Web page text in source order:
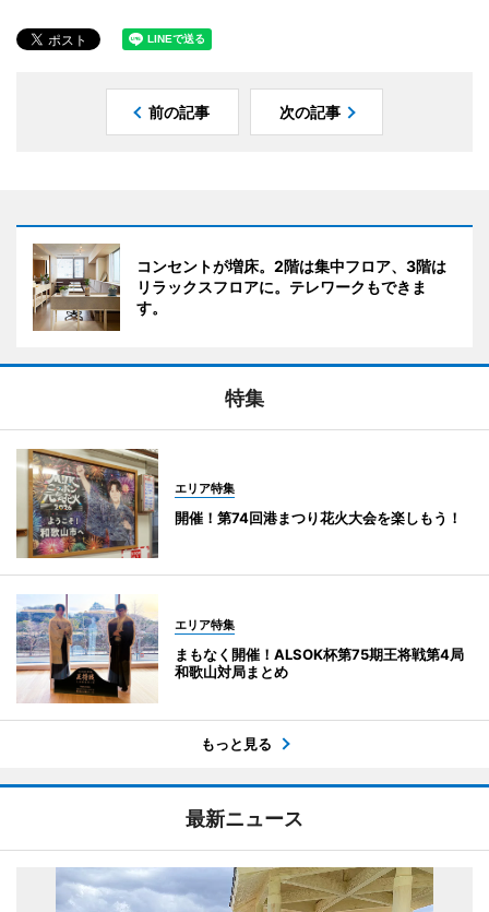
前の記事 次の記事
コンセントが増床。2階は集中フロア、3階は
リラックスフロアに。テレワークもできま
す。
特集
エリア特集
開催！第74回港まつり花火大会を楽しもう！
エリア特集
まもなく開催！ALSOK杯第75期王将戦第4局
和歌山対局まとめ
もっと見る
最新ニュース